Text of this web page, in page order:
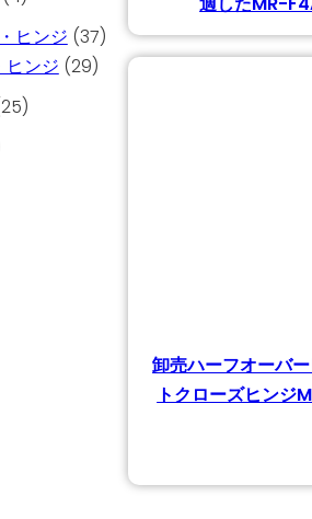
ヒンジ 3737個の商品
ヒンジ 2929個の商品
2525個の商品
の商品
卸売ハーフオーバ
トクローズヒンジ